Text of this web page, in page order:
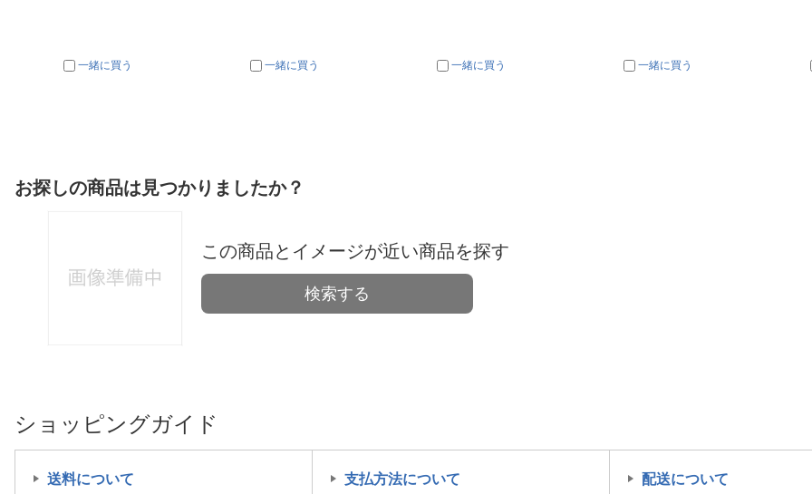
一緒に買う 一緒に買う 一緒に買う 一緒に買う
お探しの商品は見つかりましたか？
この商品とイメージが近い商品を探す
検索する
ショッピングガイド
送料について 支払方法について 配送について